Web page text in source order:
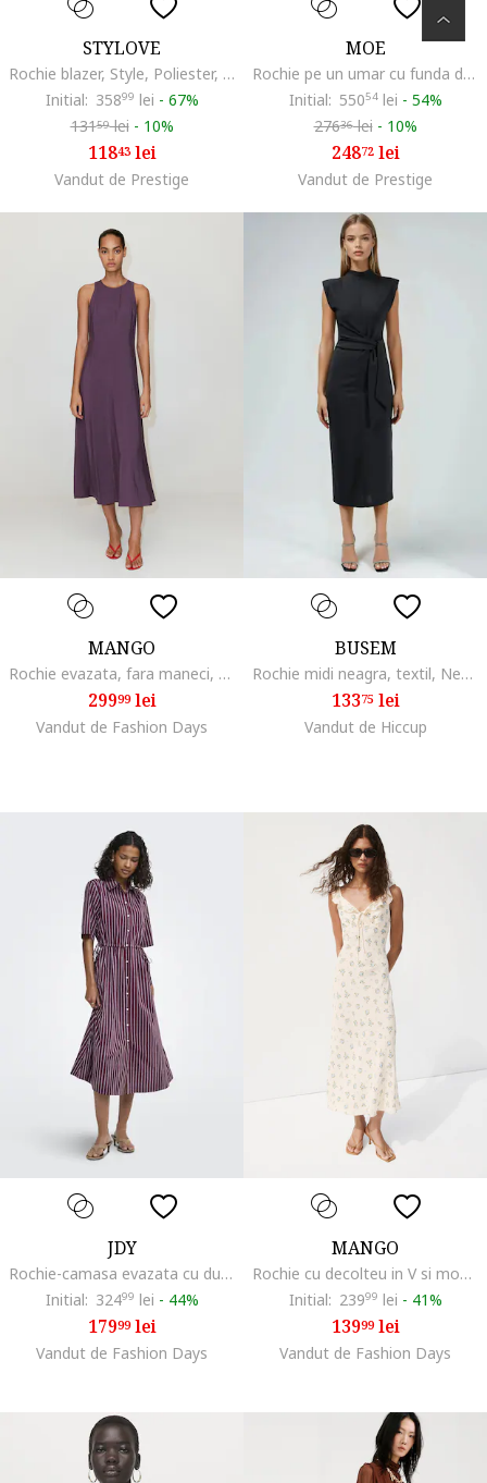
STYLOVE
Rochie blazer, Style, Poliester, Alb
Initial: 35899 lei - 67%
13159lei - 10%
11843lei
Vandut de Prestige
MOE
Rochie pe un umar cu funda decorativa,
Initial: 55054lei - 54%
27636lei - 10%
24872lei
Vandut de Prestige
MANGO
Rochie evazata, fara maneci, Deep Purple
29999lei
Vandut de Fashion Days
BUSEM
Rochie midi neagra, textil, Negru
13375lei
Vandut de Hiccup
JDY
Rochie-camasa evazata cu dungi, Lila/Violet pruna
Initial: 32499 lei - 44%
17999lei
Vandut de Fashion Days
MANGO
Rochie cu decolteu in V si model floral, Alb fildes/Albastru lavanda/Verde feriga
Initial: 23999 lei - 41%
13999lei
Vandut de Fashion Days